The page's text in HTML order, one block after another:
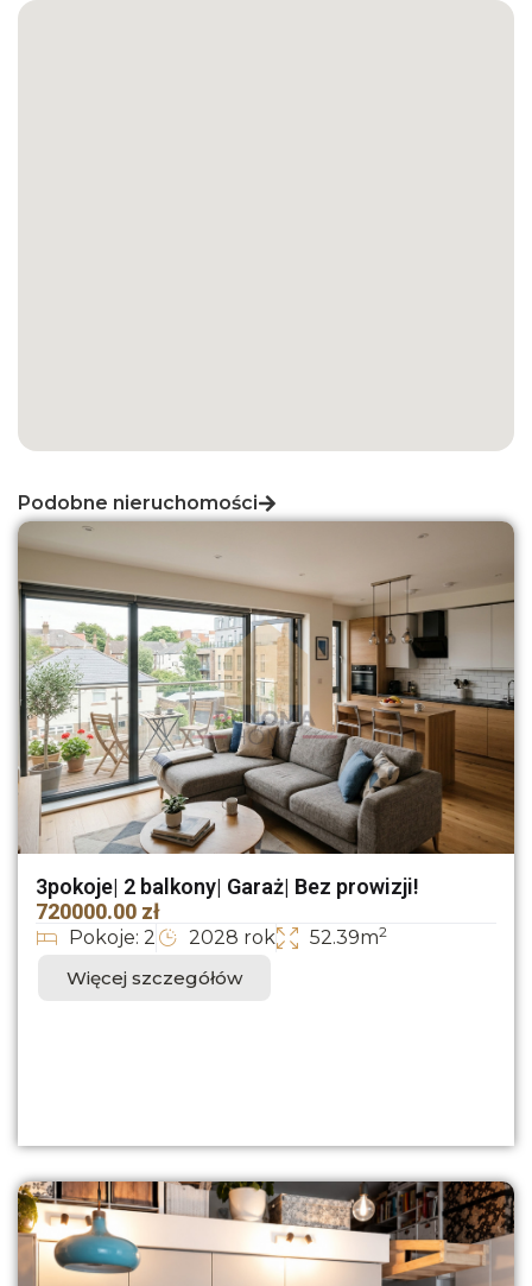
Podobne nieruchomości
3pokoje| 2 balkony| Garaż| Bez prowizji!
720000.00 zł
Pokoje: 2 2028 rok 52.39m2
Więcej szczegółów